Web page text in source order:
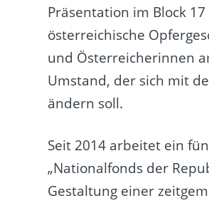
Präsentation im Block
österreichische
und Österreicherinnen
Umstand, der sich mit
ändern soll.
Seit 2014 arbeitet ein
„Nationalfonds der
Gestaltung einer